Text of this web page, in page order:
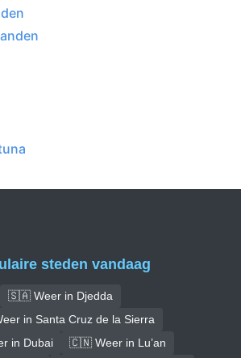
steden vandaag
🇸🇦 Weer in Djedda
in Santa Cruz de la Sierra
in Dubai
🇨🇳 Weer in Lu’an